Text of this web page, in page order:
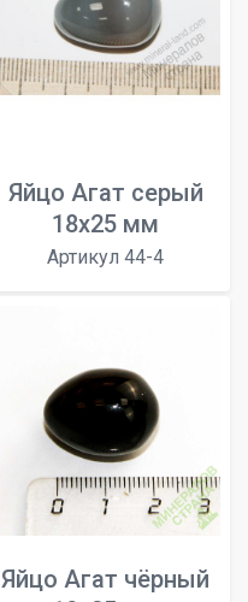
Яйцо Агат серый
18х25 мм
Артикул 44-4
Яйцо Агат чёрный